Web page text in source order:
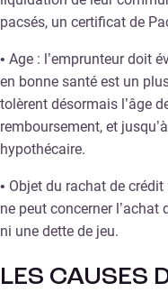
pacsés, un certificat de
• Age : l’emprunteur doit
en bonne santé est un
tolèrent désormais l’âge
remboursement, et
hypothécaire.
• Objet du rachat de
ne peut concerner l’achat
ni une dette de jeu.
LES CAUSES